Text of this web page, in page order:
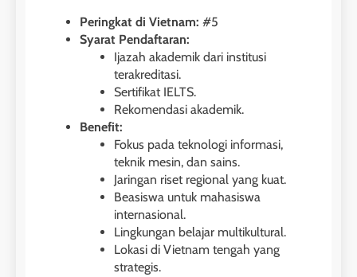
Peringkat di Vietnam: #5
Syarat Pendaftaran:
Ijazah akademik dari institusi
terakreditasi.
Sertifikat IELTS.
Rekomendasi akademik.
Benefit:
Fokus pada teknologi informasi,
teknik mesin, dan sains.
Jaringan riset regional yang kuat.
Beasiswa untuk mahasiswa
internasional.
Lingkungan belajar multikultural.
Lokasi di Vietnam tengah yang
strategis.